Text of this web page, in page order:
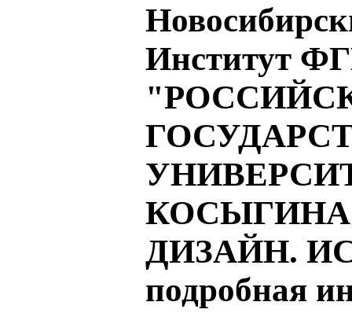
Институт
КОСЫГИНА
ДИЗАЙН.
подробная